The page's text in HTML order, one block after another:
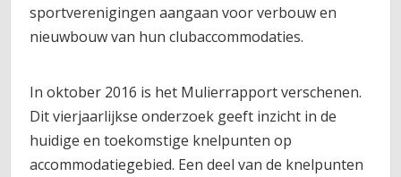
sportverenigingen aangaan voor verbouw en
nieuwbouw van hun clubaccommodaties.
In oktober 2016 is het Mulierrapport verschenen.
Dit vierjaarlijkse onderzoek geeft inzicht in de
huidige en toekomstige knelpunten op
accommodatiegebied. Een deel van de knelpunten